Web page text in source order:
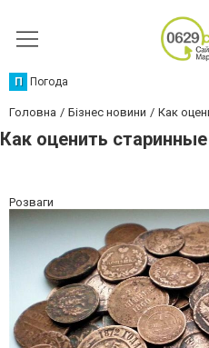
П Погода
Головна Бізнес новини Как
Как оценить
Розваги